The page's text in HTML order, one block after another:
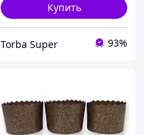
Купить
Torba Super 93%